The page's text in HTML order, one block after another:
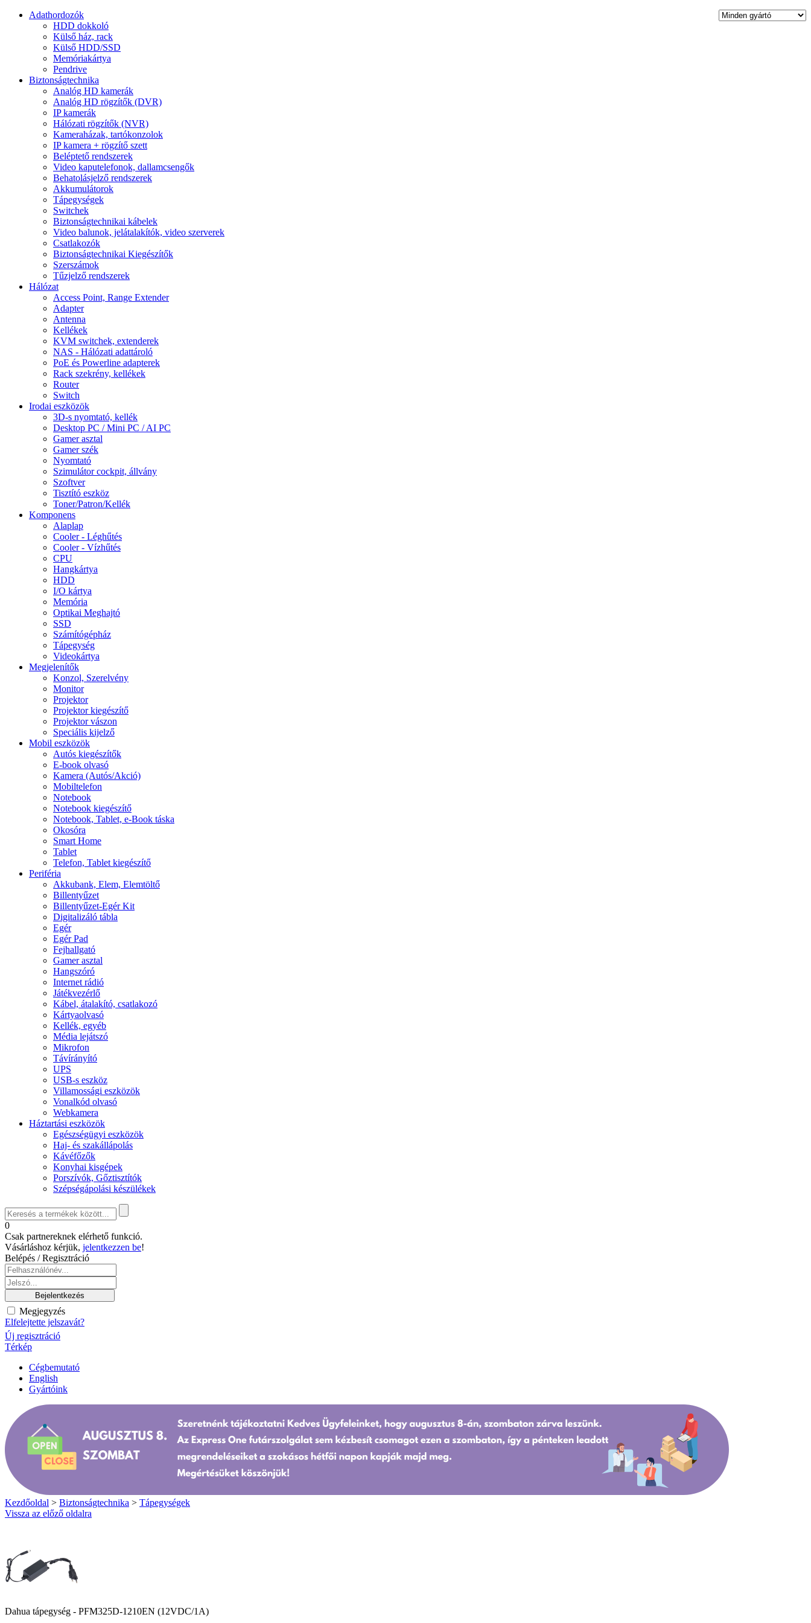
Adathordozók
HDD dokkoló
Külső ház, rack
Külső HDD/SSD
Memóriakártya
Pendrive
Biztonságtechnika
Analóg HD kamerák
Analóg HD rögzítők (DVR)
IP kamerák
Hálózati rögzítők (NVR)
Kameraházak, tartókonzolok
IP kamera + rögzítő szett
Beléptető rendszerek
Video kaputelefonok, dallamcsengők
Behatolásjelző rendszerek
Akkumulátorok
Tápegységek
Switchek
Biztonságtechnikai kábelek
Video balunok, jelátalakítók, video szerverek
Csatlakozók
Biztonságtechnikai Kiegészítők
Szerszámok
Tűzjelző rendszerek
Hálózat
Access Point, Range Extender
Adapter
Antenna
Kellékek
KVM switchek, extenderek
NAS - Hálózati adattároló
PoE és Powerline adapterek
Rack szekrény, kellékek
Router
Switch
Irodai eszközök
3D-s nyomtató, kellék
Desktop PC / Mini PC / AI PC
Gamer asztal
Gamer szék
Nyomtató
Szimulátor cockpit, állvány
Szoftver
Tisztító eszköz
Toner/Patron/Kellék
Komponens
Alaplap
Cooler - Léghűtés
Cooler - Vízhűtés
CPU
Hangkártya
HDD
I/O kártya
Memória
Optikai Meghajtó
SSD
Számítógépház
Tápegység
Videokártya
Megjelenítők
Konzol, Szerelvény
Monitor
Projektor
Projektor kiegészítő
Projektor vászon
Speciális kijelző
Mobil eszközök
Autós kiegészítők
E-book olvasó
Kamera (Autós/Akció)
Mobiltelefon
Notebook
Notebook kiegészítő
Notebook, Tablet, e-Book táska
Okosóra
Smart Home
Tablet
Telefon, Tablet kiegészítő
Periféria
Akkubank, Elem, Elemtöltő
Billentyűzet
Billentyűzet-Egér Kit
Digitalizáló tábla
Egér
Egér Pad
Fejhallgató
Gamer asztal
Hangszóró
Internet rádió
Játékvezérlő
Kábel, átalakító, csatlakozó
Kártyaolvasó
Kellék, egyéb
Média lejátszó
Mikrofon
Távírányító
UPS
USB-s eszköz
Villamossági eszközök
Vonalkód olvasó
Webkamera
Háztartási eszközök
Egészségügyi eszközök
Haj- és szakállápolás
Kávéfőzők
Konyhai kisgépek
Porszívók, Gőztisztítók
Szépségápolási készülékek
0
Csak partnereknek elérhető funkció.
Vásárláshoz kérjük, jelentkezzen be!
Belépés / Regisztráció
Megjegyzés
Elfelejtette jelszavát?
Új regisztráció
Térkép
Cégbemutató
English
Gyártóink
Kezdőoldal > Biztonságtechnika > Tápegységek
Vissza az előző oldalra
Dahua tápegység - PFM325D-1210EN (12VDC/1A)